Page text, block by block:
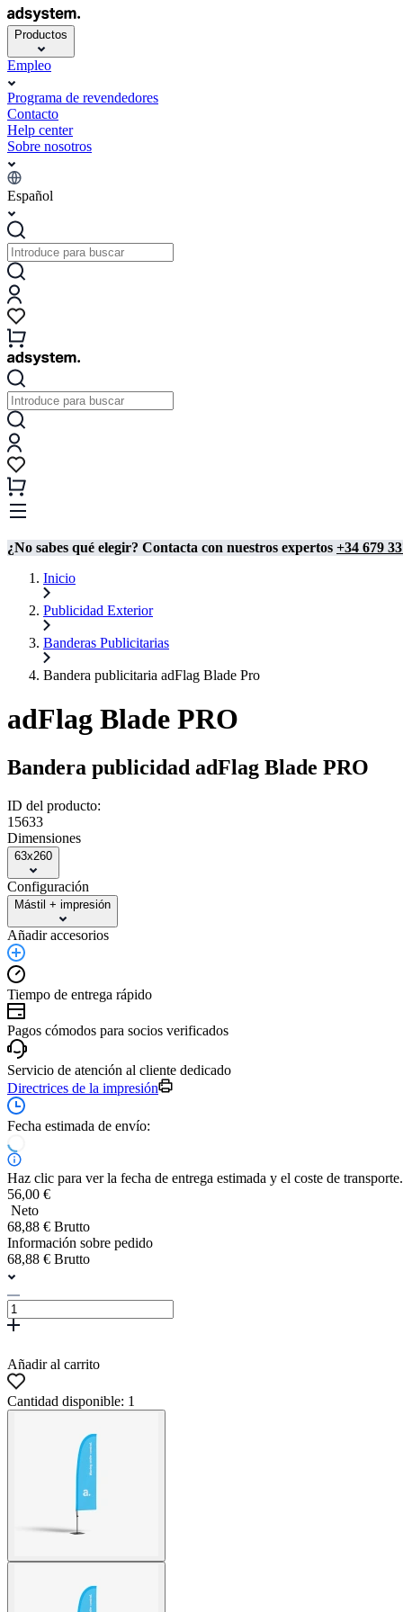
Productos
Empleo
Programa de revendedores
Contacto
Help center
Sobre nosotros
Español
¿No sabes qué elegir? Contacta con nuestros expertos +34 679
Inicio
Publicidad Exterior
Banderas Publicitarias
Bandera publicitaria adFlag Blade Pro
adFlag Blade PRO
Bandera publicidad adFlag Blade PRO
ID del producto:
15633
Dimensiones
63x260
Configuración
Mástil + impresión
Añadir accesorios
Tiempo de entrega rápido
Pagos cómodos para socios verificados
Servicio de atención al cliente dedicado
Directrices de la impresión
Fecha estimada de envío:
Haz clic para ver la fecha de entrega estimada y el coste de transporte.
56,00 €
Neto
68,88 € Brutto
Información sobre pedido
68,88 € Brutto
Añadir al carrito
Cantidad disponible: 1